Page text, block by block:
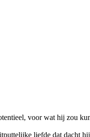
voor wat hij zou
liefde dat dacht